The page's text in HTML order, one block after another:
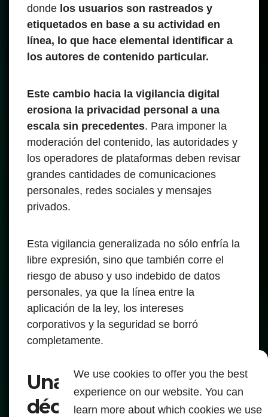
We use cookies to offer you the best
experience on our website. You can
learn more about which cookies we use
donde los usuarios son rastreados y
etiquetados en base a su actividad en
línea, lo que hace elemental identificar a
los autores de contenido particular.
Este cambio hacia la vigilancia digital
erosiona la privacidad personal a una
escala sin precedentes. Para imponer la
moderación del contenido, las autoridades y
los operadores de plataformas deben revisar
grandes cantidades de comunicaciones
personales, redes sociales y mensajes
privados.
Esta vigilancia generalizada no sólo enfría la
libre expresión, sino que también corre el
riesgo de abuso y uso indebido de datos
personales, ya que la línea entre la
aplicación de la ley, los intereses
corporativos y la seguridad se borró
completamente.
Una tendencia de
décadas de represión y